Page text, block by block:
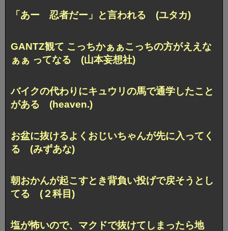
「あー 忍者だー」と言われる (ユタカ)
GANTZ観て こっちかぁぁこっちの方がええな
ぁぁ ってなる (山本妄想社)
バイクの代わりにキュウリの馬で通学したこと
がある (heaven.)
お盆に抜けるよくおじいちゃんが先に入ってく
る (みずあな)
朝おかんが起こすとき背負い投げで戻そうとし
てる (２科目)
塩が怖いので、マクドで抜けてしまったら地